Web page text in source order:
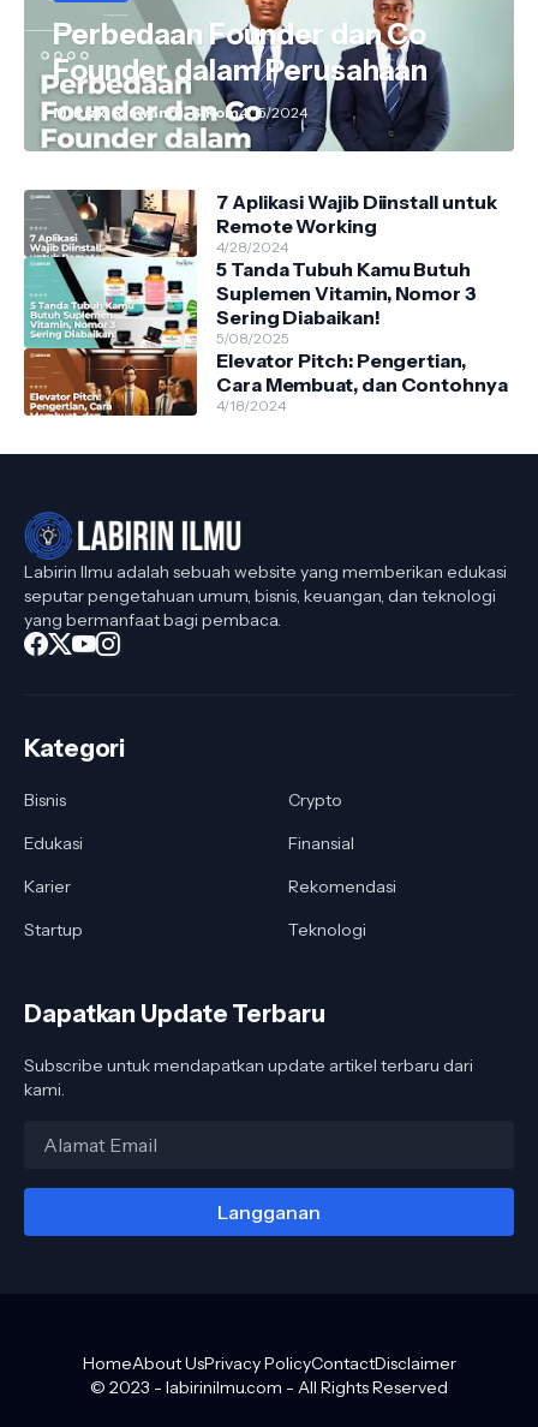
Perbedaan Founder dan Co
Founder dalam Perusahaan
M. Rizki Riswandi, S.Kom4/15/2024
7 Aplikasi Wajib Diinstall untuk
Remote Working
4/28/2024
5 Tanda Tubuh Kamu Butuh
Suplemen Vitamin, Nomor 3
Sering Diabaikan!
5/08/2025
Elevator Pitch: Pengertian,
Cara Membuat, dan Contohnya
4/18/2024
Labirin Ilmu adalah sebuah website yang memberikan edukasi
seputar pengetahuan umum, bisnis, keuangan, dan teknologi
yang bermanfaat bagi pembaca.
Kategori
Bisnis
Crypto
Edukasi
Finansial
Karier
Rekomendasi
Startup
Teknologi
Dapatkan Update Terbaru
Subscribe untuk mendapatkan update artikel terbaru dari
kami.
© 2023 - labirinilmu.com - All Rights Reserved
HomeAbout UsPrivacy PolicyContactDisclaimer